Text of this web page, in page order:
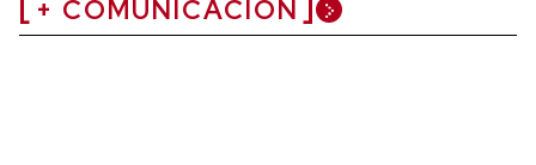
+ COMUNICACIÓN